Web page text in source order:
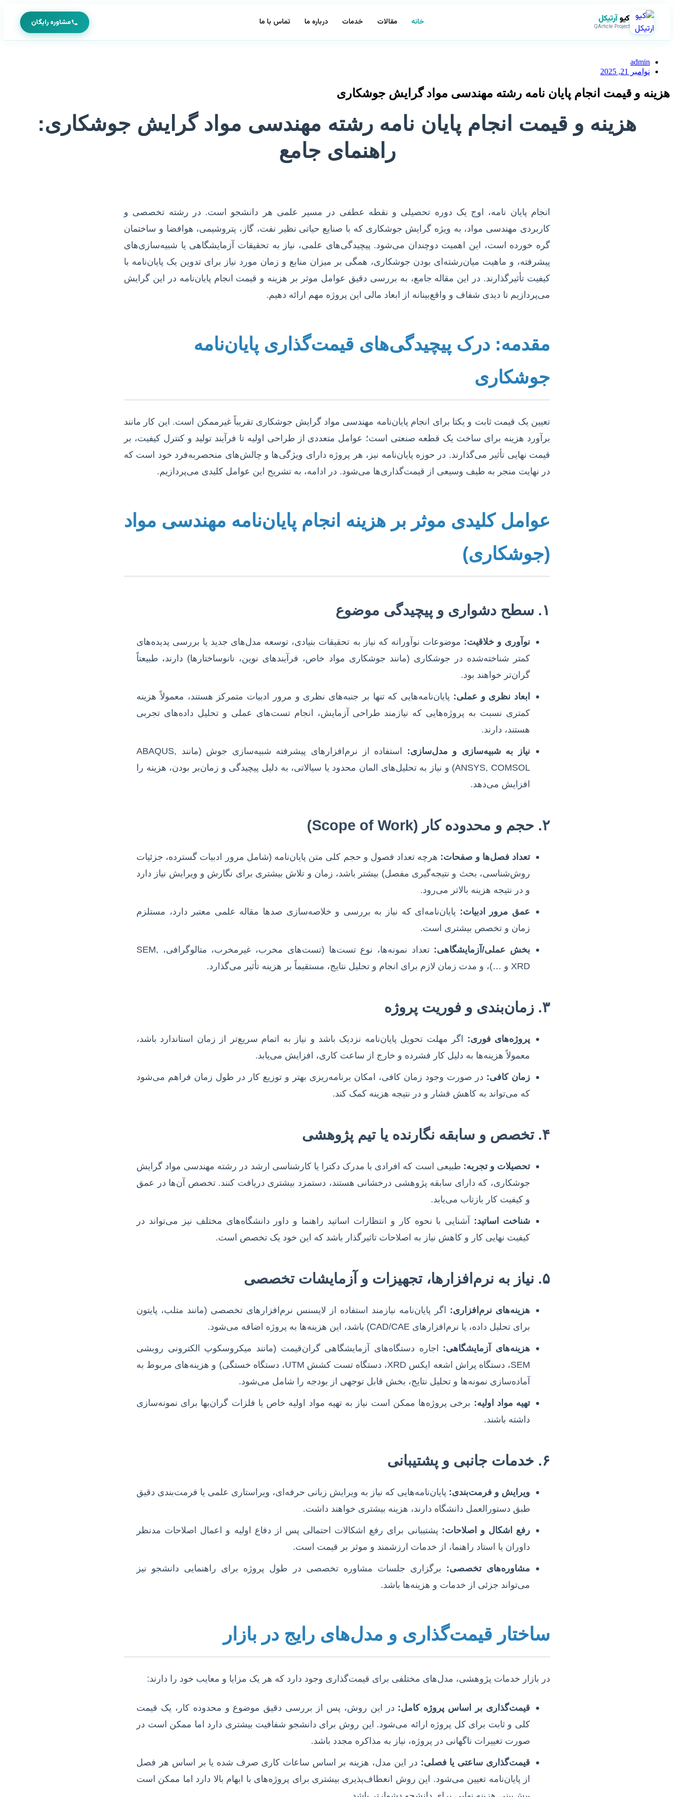
کیوآرتیکل
QArticle Project خانه مقالات خدمات درباره ما تماس با ما مشاوره رایگان
admin
نوامبر 21, 2025
هزینه و قیمت انجام پایان نامه رشته مهندسی مواد گرایش جوشکاری
هزینه و قیمت انجام پایان نامه رشته مهندسی مواد گرایش جوشکاری:
راهنمای جامع
انجام پایان نامه، اوج یک دوره تحصیلی و نقطه عطفی در مسیر علمی هر دانشجو است. در رشته تخصصی و
کاربردی مهندسی مواد، به ویژه گرایش جوشکاری که با صنایع حیاتی نظیر نفت، گاز، پتروشیمی، هوافضا و ساختمان
گره خورده است، این اهمیت دوچندان می‌شود. پیچیدگی‌های علمی، نیاز به تحقیقات آزمایشگاهی یا شبیه‌سازی‌های
پیشرفته، و ماهیت میان‌رشته‌ای بودن جوشکاری، همگی بر میزان منابع و زمان مورد نیاز برای تدوین یک پایان‌نامه با
کیفیت تأثیرگذارند. در این مقاله جامع، به بررسی دقیق عوامل موثر بر هزینه و قیمت انجام پایان‌نامه در این گرایش
می‌پردازیم تا دیدی شفاف و واقع‌بینانه از ابعاد مالی این پروژه مهم ارائه دهیم.
مقدمه: درک پیچیدگی‌های قیمت‌گذاری پایان‌نامه
جوشکاری
تعیین یک قیمت ثابت و یکتا برای انجام پایان‌نامه مهندسی مواد گرایش جوشکاری تقریباً غیرممکن است. این کار مانند
برآورد هزینه برای ساخت یک قطعه صنعتی است؛ عوامل متعددی از طراحی اولیه تا فرآیند تولید و کنترل کیفیت، بر
قیمت نهایی تأثیر می‌گذارند. در حوزه پایان‌نامه نیز، هر پروژه دارای ویژگی‌ها و چالش‌های منحصربه‌فرد خود است که
در نهایت منجر به طیف وسیعی از قیمت‌گذاری‌ها می‌شود. در ادامه، به تشریح این عوامل کلیدی می‌پردازیم.
عوامل کلیدی موثر بر هزینه انجام پایان‌نامه مهندسی مواد
(جوشکاری)
۱. سطح دشواری و پیچیدگی موضوع
نوآوری و خلاقیت: موضوعات نوآورانه که نیاز به تحقیقات بنیادی، توسعه مدل‌های جدید یا بررسی پدیده‌های
کمتر شناخته‌شده در جوشکاری (مانند جوشکاری مواد خاص، فرآیندهای نوین، نانوساختارها) دارند، طبیعتاً
گران‌تر خواهند بود.
ابعاد نظری و عملی: پایان‌نامه‌هایی که تنها بر جنبه‌های نظری و مرور ادبیات متمرکز هستند، معمولاً هزینه
کمتری نسبت به پروژه‌هایی که نیازمند طراحی آزمایش، انجام تست‌های عملی و تحلیل داده‌های تجربی
هستند، دارند.
نیاز به شبیه‌سازی و مدل‌سازی:
استفاده از نرم‌افزارهای پیشرفته شبیه‌سازی جوش (مانند ABAQUS,
ANSYS, COMSOL) و نیاز به تحلیل‌های المان محدود یا سیالاتی، به دلیل پیچیدگی و زمان‌بر بودن، هزینه را
افزایش می‌دهد.
۲. حجم و محدوده کار (Scope of Work)
تعداد فصل‌ها و صفحات: هرچه تعداد فصول و حجم کلی متن پایان‌نامه (شامل مرور ادبیات گسترده، جزئیات
روش‌شناسی، بحث و نتیجه‌گیری مفصل) بیشتر باشد، زمان و تلاش بیشتری برای نگارش و ویرایش نیاز دارد
و در نتیجه هزینه بالاتر می‌رود.
عمق مرور ادبیات: پایان‌نامه‌ای که نیاز به بررسی و خلاصه‌سازی صدها مقاله علمی معتبر دارد، مستلزم
زمان و تخصص بیشتری است.
بخش عملی/آزمایشگاهی:
تعداد نمونه‌ها، نوع تست‌ها (تست‌های مخرب، غیرمخرب، متالوگرافی، SEM,
XRD و …)، و مدت زمان لازم برای انجام و تحلیل نتایج، مستقیماً بر هزینه تأثیر می‌گذارد.
۳. زمان‌بندی و فوریت پروژه
پروژه‌های فوری: اگر مهلت تحویل پایان‌نامه نزدیک باشد و نیاز به اتمام سریع‌تر از زمان استاندارد باشد،
معمولاً هزینه‌ها به دلیل کار فشرده و خارج از ساعت کاری، افزایش می‌یابد.
زمان کافی: در صورت وجود زمان کافی، امکان برنامه‌ریزی بهتر و توزیع کار در طول زمان فراهم می‌شود
که می‌تواند به کاهش فشار و در نتیجه هزینه کمک کند.
۴. تخصص و سابقه نگارنده یا تیم پژوهشی
تحصیلات و تجربه: طبیعی است که افرادی با مدرک دکترا یا کارشناسی ارشد در رشته مهندسی مواد گرایش
جوشکاری، که دارای سابقه پژوهشی درخشانی هستند، دستمزد بیشتری دریافت کنند. تخصص آن‌ها در عمق
و کیفیت کار بازتاب می‌یابد.
شناخت اساتید: آشنایی با نحوه کار و انتظارات اساتید راهنما و داور دانشگاه‌های مختلف نیز می‌تواند در
کیفیت نهایی کار و کاهش نیاز به اصلاحات تاثیرگذار باشد که این خود یک تخصص است.
۵. نیاز به نرم‌افزارها، تجهیزات و آزمایشات تخصصی
هزینه‌های نرم‌افزاری: اگر پایان‌نامه نیازمند استفاده از لایسنس نرم‌افزارهای تخصصی (مانند متلب، پایتون
برای تحلیل داده، یا نرم‌افزارهای CAD/CAE) باشد، این هزینه‌ها به پروژه اضافه می‌شود.
هزینه‌های آزمایشگاهی: اجاره دستگاه‌های آزمایشگاهی گران‌قیمت (مانند میکروسکوپ الکترونی روبشی
SEM، دستگاه پراش اشعه ایکس XRD، دستگاه تست کشش UTM، دستگاه خستگی) و هزینه‌های مربوط به
آماده‌سازی نمونه‌ها و تحلیل نتایج، بخش قابل توجهی از بودجه را شامل می‌شود.
تهیه مواد اولیه: برخی پروژه‌ها ممکن است نیاز به تهیه مواد اولیه خاص یا فلزات گران‌بها برای نمونه‌سازی
داشته باشند.
۶. خدمات جانبی و پشتیبانی
ویرایش و فرمت‌بندی: پایان‌نامه‌هایی که نیاز به ویرایش زبانی حرفه‌ای، ویراستاری علمی یا فرمت‌بندی دقیق
طبق دستورالعمل دانشگاه دارند، هزینه بیشتری خواهند داشت.
رفع اشکال و اصلاحات: پشتیبانی برای رفع اشکالات احتمالی پس از دفاع اولیه و اعمال اصلاحات مدنظر
داوران یا استاد راهنما، از خدمات ارزشمند و موثر بر قیمت است.
مشاوره‌های تخصصی: برگزاری جلسات مشاوره تخصصی در طول پروژه برای راهنمایی دانشجو نیز
می‌تواند جزئی از خدمات و هزینه‌ها باشد.
ساختار قیمت‌گذاری و مدل‌های رایج در بازار
در بازار خدمات پژوهشی، مدل‌های مختلفی برای قیمت‌گذاری وجود دارد که هر یک مزایا و معایب خود را دارند:
قیمت‌گذاری بر اساس پروژه کامل: در این روش، پس از بررسی دقیق موضوع و محدوده کار، یک قیمت
کلی و ثابت برای کل پروژه ارائه می‌شود. این روش برای دانشجو شفافیت بیشتری دارد اما ممکن است در
صورت تغییرات ناگهانی در پروژه، نیاز به مذاکره مجدد باشد.
قیمت‌گذاری ساعتی یا فصلی: در این مدل، هزینه بر اساس ساعات کاری صرف شده یا بر اساس هر فصل
از پایان‌نامه تعیین می‌شود. این روش انعطاف‌پذیری بیشتری برای پروژه‌های با ابهام بالا دارد اما ممکن است